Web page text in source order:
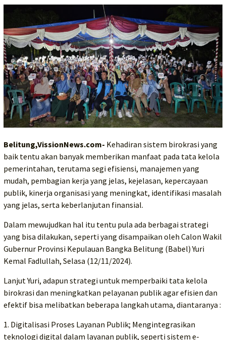
Belitung,VissionNews.com- Kehadiran sistem birokrasi yang
baik tentu akan banyak memberikan manfaat pada tata kelola
pemerintahan, terutama segi efisiensi, manajemen yang
mudah, pembagian kerja yang jelas, kejelasan, kepercayaan
publik, kinerja organisasi yang meningkat, identifikasi masalah
yang jelas, serta keberlanjutan finansial.
Dalam mewujudkan hal itu tentu pula ada berbagai strategi
yang bisa dilakukan, seperti yang disampaikan oleh Calon Wakil
Gubernur Provinsi Kepulauan Bangka Belitung (Babel) Yuri
Kemal Fadlullah, Selasa (12/11/2024).
Lanjut Yuri, adapun strategi untuk memperbaiki tata kelola
birokrasi dan meningkatkan pelayanan publik agar efisien dan
efektif bisa melibatkan beberapa langkah utama, diantaranya :
1. Digitalisasi Proses Layanan Publik; Mengintegrasikan
teknologi digital dalam layanan publik, seperti sistem e-